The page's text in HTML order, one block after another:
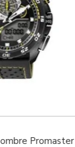
Promaster